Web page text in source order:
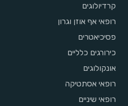
קרדיולוגים
רופאי אף אוזן וגרון
פסיכיאטרים
כירורגים כלליים
אונקולוגים
רופאי אסתטיקה
רופאי שיניים